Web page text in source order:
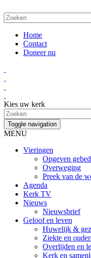
Home
Contact
Doneer nu
Kies uw kerk
Toggle navigation
MENU
Vieringen
Opgeven
Overweging
Preek van de
Agenda
Kerk TV
Nieuws
Nieuwsbrief
Geloof en leven
Huwelijk &
Ziekte en
Overlijden en
Kerk en